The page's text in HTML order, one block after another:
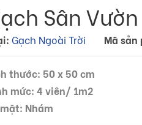
Sân
Gạch Ngoài Trời Mã sản
thước: 50 x 50 cm
mức: 4 viên/ 1m2
Nhám